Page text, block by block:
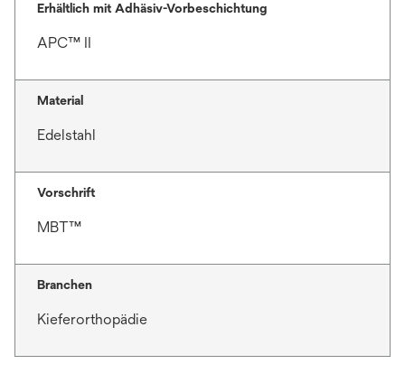
Erhältlich mit Adhäsiv-Vorbeschichtung
APC™ II
Material
Edelstahl
Vorschrift
MBT™
Branchen
Kieferorthopädie